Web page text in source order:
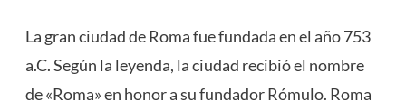
La gran ciudad de Roma fue fundada en el año 753
a.C. Según la leyenda, la ciudad recibió el nombre
de «Roma» en honor a su fundador Rómulo. Roma